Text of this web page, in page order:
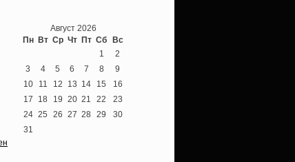
Август 2026
Пн Вт Ср Чт Пт Сб Вс
1
2
3
4 5 6 7 8
9
10
11 12 13 14 15
16
17
18 19 20 21 22
23
24 25 26 27 28 29
30
31